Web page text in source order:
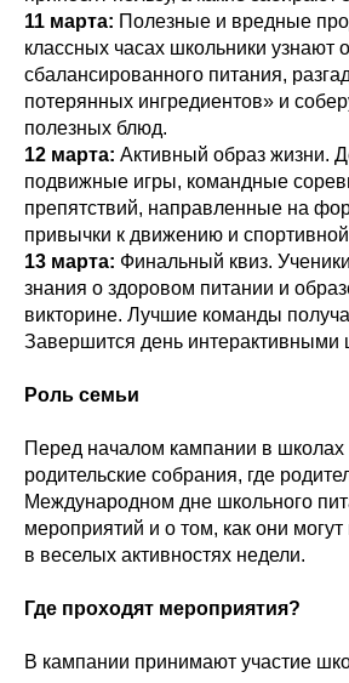
11 марта: Полезные и вредные
классных часах школьники узнают
сбалансированного питания,
потерянных ингредиентов» и
полезных блюд.
12 марта: Активный образ жизни.
подвижные игры, командные
препятствий, направленные на
привычки к движению и спортивной
13 марта: Финальный квиз.
знания о здоровом питании и
викторине. Лучшие команды
Завершится день интерактивными
Роль семьи
Перед началом кампании в
родительские собрания, где
Международном дне школьного
мероприятий и о том, как они
в веселых активностях недели.
Где проходят мероприятия?
В кампании принимают участие